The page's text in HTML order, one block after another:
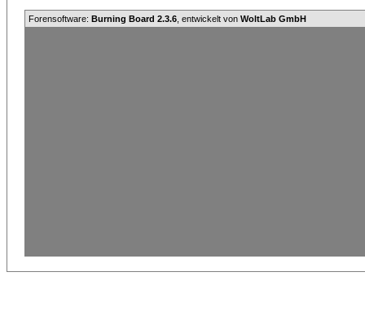
Forensoftware: Burning Board 2.3.6 , entwickelt von WoltLab GmbH